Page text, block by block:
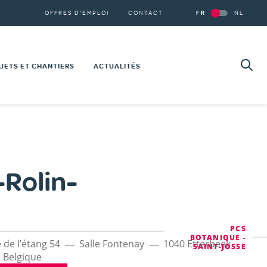
Secondary
navigation
OFFRES D'EMPLOI CONTACT FR NL
ET CHANTIERS
DE NOS PROJETS
ACTUALITÉS
PCS
BOTANIQUE -
SAINT-JOSSE
Rolin-
de l’étang 54 Salle Fontenay 1040 Etterbeek
Belgique